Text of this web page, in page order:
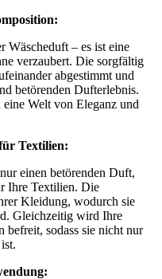
Wäscheduft – es ist eine
verzaubert. Die sorgfältig
abgestimmt und
betörenden Dufterlebnis.
Welt von Eleganz und
Textilien:
einen betörenden Duft,
Ihre Textilien. Die
Kleidung, wodurch sie
Gleichzeitig wird Ihre
befreit, sodass sie nicht nur